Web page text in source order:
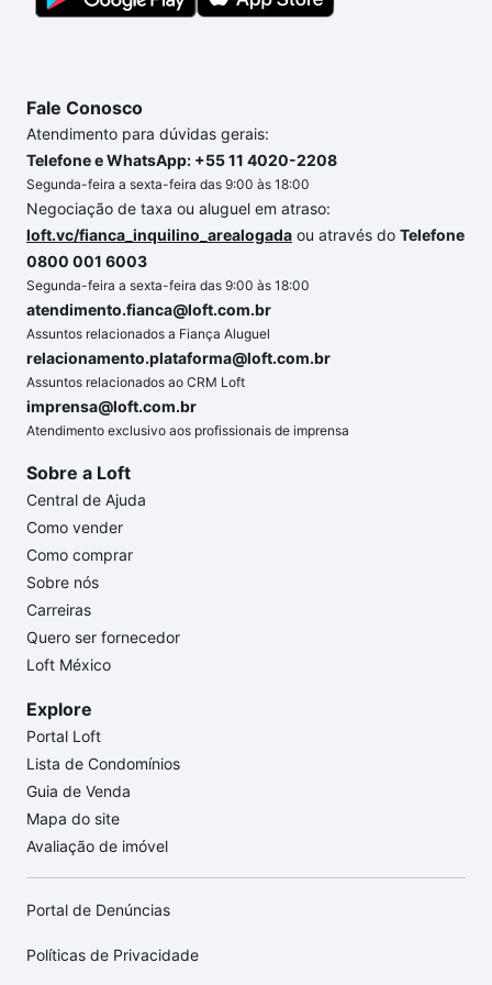
Fale Conosco
Atendimento para dúvidas gerais:
Telefone e WhatsApp: +55 11 4020-2208
Segunda-feira a sexta-feira das 9:00 às 18:00
Negociação de taxa ou aluguel em atraso:
loft.vc/fianca_inquilino_arealogada ou através do Telefone
0800 001 6003
Segunda-feira a sexta-feira das 9:00 às 18:00
atendimento.fianca@loft.com.br
Assuntos relacionados a Fiança Aluguel
relacionamento.plataforma@loft.com.br
Assuntos relacionados ao CRM Loft
imprensa@loft.com.br
Atendimento exclusivo aos profissionais de imprensa
Sobre a Loft
Central de Ajuda
Como vender
Como comprar
Sobre nós
Carreiras
Quero ser fornecedor
Loft México
Explore
Portal Loft
Lista de Condomínios
Guia de Venda
Mapa do site
Avaliação de imóvel
Portal de Denúncias
Políticas de Privacidade